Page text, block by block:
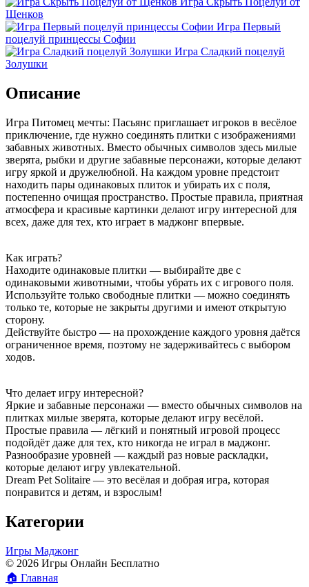
Щенков
Игра Первый
поцелуй принцессы Софии
Игра Сладкий поцелуй
Золушки
Описание
Игра Питомец мечты: Пасьянс приглашает игроков в весёлое
приключение, где нужно соединять плитки с изображениями
забавных животных. Вместо обычных символов здесь милые
зверята, рыбки и другие забавные персонажи, которые делают
игру яркой и дружелюбной. На каждом уровне предстоит
находить пары одинаковых плиток и убирать их с поля,
постепенно очищая пространство. Простые правила, приятная
атмосфера и красивые картинки делают игру интересной для
всех, даже для тех, кто играет в маджонг впервые.
Как играть?
Находите одинаковые плитки — выбирайте две с
одинаковыми животными, чтобы убрать их с игрового поля.
Используйте только свободные плитки — можно соединять
только те, которые не закрыты другими и имеют открытую
сторону.
Действуйте быстро — на прохождение каждого уровня даётся
ограниченное время, поэтому не задерживайтесь с выбором
ходов.
Что делает игру интересной?
Яркие и забавные персонажи — вместо обычных символов на
плитках милые зверята, которые делают игру весёлой.
Простые правила — лёгкий и понятный игровой процесс
подойдёт даже для тех, кто никогда не играл в маджонг.
Разнообразие уровней — каждый раз новые раскладки,
которые делают игру увлекательной.
Dream Pet Solitaire — это весёлая и добрая игра, которая
понравится и детям, и взрослым!
Категории
Игры Маджонг
© 2026 Игры Онлайн Бесплатно
🏠 Главная